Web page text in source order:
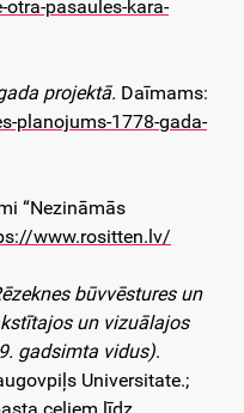
pasaules-kara-
projektā. Daīmams:
planojums-1778-gada-
“Nezināmās
www.rositten.lv/
būvvēstures un
un vizuālajos
gadsimta vidus).
Universitate.;